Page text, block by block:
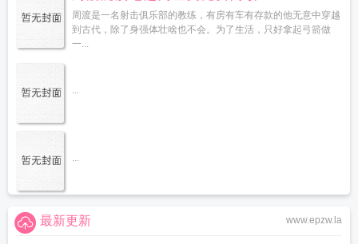
周渡是一名射击俱乐部的教练，有房有车有存款的他无意中穿越
到古代，除了身强体壮啥也不会。为了生活，只好拿起弓箭做
一...
...
...
www.epzw.la
最新更新